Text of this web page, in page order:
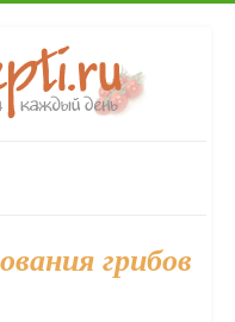
Консервирование
грибов